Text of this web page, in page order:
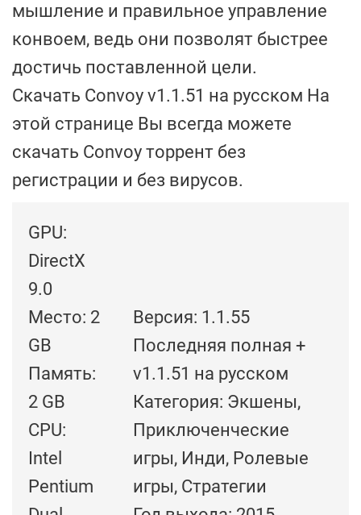
мышление и правильное управление
конвоем, ведь они позволят быстрее
достичь поставленной цели.
Скачать Convoy v1.1.51 на русском На
этой странице Вы всегда можете
скачать Convoy торрент без
регистрации и без вирусов.
GPU:
DirectX
9.0
Место: 2
GB
Память:
2 GB
CPU:
Intel
Pentium
Версия: 1.1.55
Последняя полная +
v1.1.51 на русском
Категория: Экшены,
Приключенческие
игры, Инди, Ролевые
игры, Стратегии